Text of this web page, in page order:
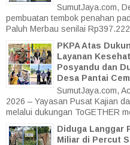
SumutJaya.com,
pembuatan tembok penahan
Paluh Merbau senilai
PKPA Atas
Layanan
Posyandu dan
Desa Pantai
SumutJaya.com,
2026 – Yayasan Pusat Kajian
melalui dukungan ToGETHER
Diduga Langgar
Miliar di Percut